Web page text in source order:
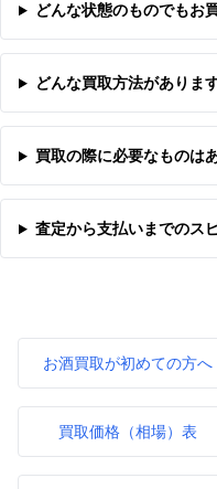
どんな状態のものでもお
どんな買取方法がありま
買取の際に必要なものは
査定から支払いまでのス
お酒買取が初めての方へ
買取価格（相場）表